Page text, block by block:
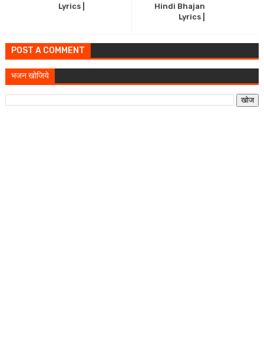
Hindi Bhajan
Lyrics |
Lyrics |
POST A COMMENT
भजन खोजिये